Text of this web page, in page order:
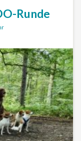
Runde